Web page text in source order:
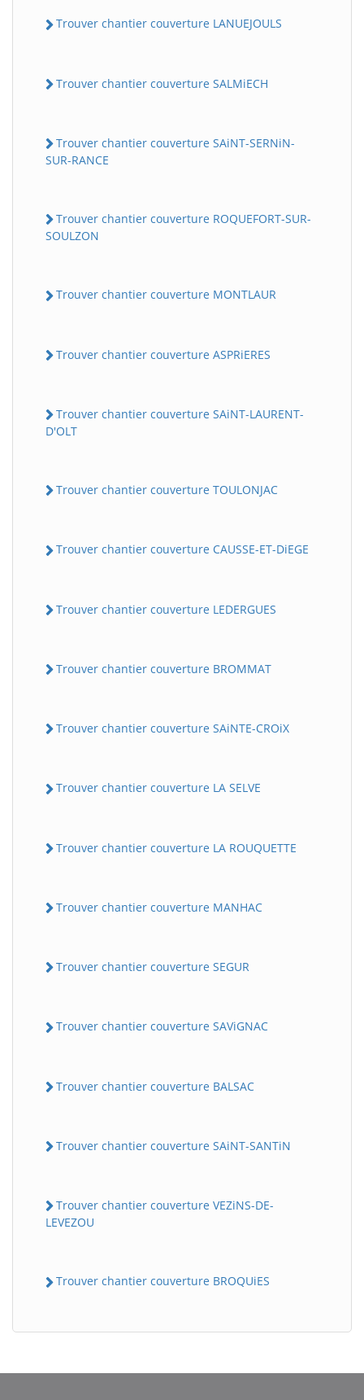
Trouver chantier couverture LANUEJOULS
Trouver chantier couverture SALMiECH
Trouver chantier couverture SAiNT-SERNiN-
SUR-RANCE
Trouver chantier couverture ROQUEFORT-SUR-
SOULZON
Trouver chantier couverture MONTLAUR
Trouver chantier couverture ASPRiERES
Trouver chantier couverture SAiNT-LAURENT-
D'OLT
Trouver chantier couverture TOULONJAC
Trouver chantier couverture CAUSSE-ET-DiEGE
Trouver chantier couverture LEDERGUES
Trouver chantier couverture BROMMAT
Trouver chantier couverture SAiNTE-CROiX
Trouver chantier couverture LA SELVE
Trouver chantier couverture LA ROUQUETTE
Trouver chantier couverture MANHAC
Trouver chantier couverture SEGUR
Trouver chantier couverture SAViGNAC
Trouver chantier couverture BALSAC
Trouver chantier couverture SAiNT-SANTiN
Trouver chantier couverture VEZiNS-DE-
LEVEZOU
Trouver chantier couverture BROQUiES
BatiWebPro